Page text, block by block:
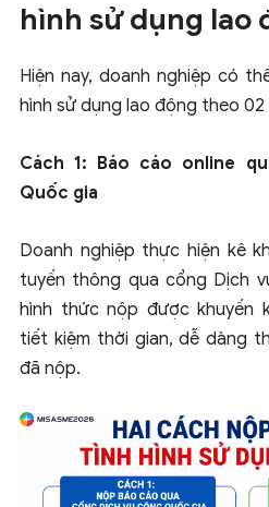
hình sử dụng lao
Hiện nay, doanh nghiệp có
hình sử dụng lao động theo 02
Cách 1: Báo cáo online
Quốc gia
Doanh nghiệp thực hiện kê
tuyến thông qua cổng Dịch
hình thức nộp được khuyến
tiết kiệm thời gian, dễ dàng
đã nộp.